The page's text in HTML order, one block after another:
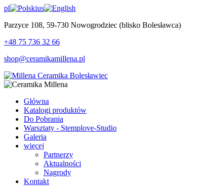
pl
us
Parzyce 108, 59-730 Nowogrodziec (blisko Bolesławca)
+48 75 736 32 66
shop@ceramikamillena.pl
Główna
Katalogi produktów
Do Pobrania
Warsztaty - Stemplove-Studio
Galeria
więcej
Partnerzy
Aktualności
Nagrody
Kontakt